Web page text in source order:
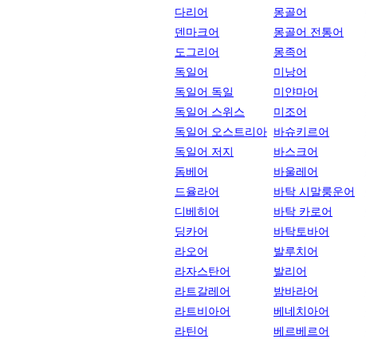
다리어
덴마크어
도그리어
독일어
독일어 독일
독일어 스위스
독일어 오스트리아
독일어 저지
돔베어
드율라어
디베히어
딩카어
라오어
라자스탄어
라트갈레어
라트비아어
라틴어
몽골어
몽골어 전통어
몽족어
미낭어
미얀마어
미조어
바슈키르어
바스크어
바울레어
바탁 시말룽운어
바탁 카로어
바탁토바어
발루치어
발리어
밤바라어
베네치아어
베르베르어